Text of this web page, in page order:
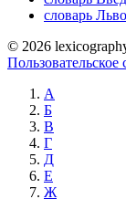
словарь
© 2026
Пользовательское
А
Б
В
Г
Д
Е
Ж